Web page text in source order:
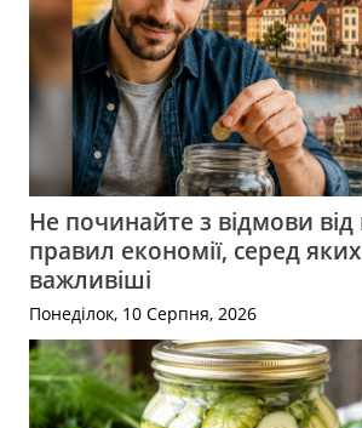
Не починайте з відмови від
правил економії, серед
важливіші
Понеділок, 10 Серпня, 2026